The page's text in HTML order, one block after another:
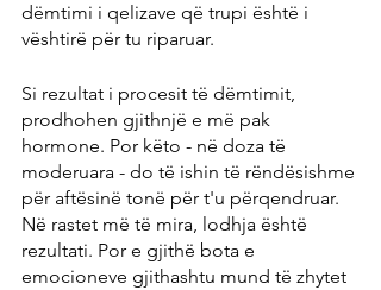
dëmtimi i qelizave që trupi është i
vështirë për tu riparuar.
Si rezultat i procesit të dëmtimit,
prodhohen gjithnjë e më pak
hormone. Por këto - në doza të
moderuara - do të ishin të rëndësishme
për aftësinë tonë për t'u përqendruar.
Në rastet më të mira, lodhja është
rezultati. Por e gjithë bota e
emocioneve gjithashtu mund të zhytet